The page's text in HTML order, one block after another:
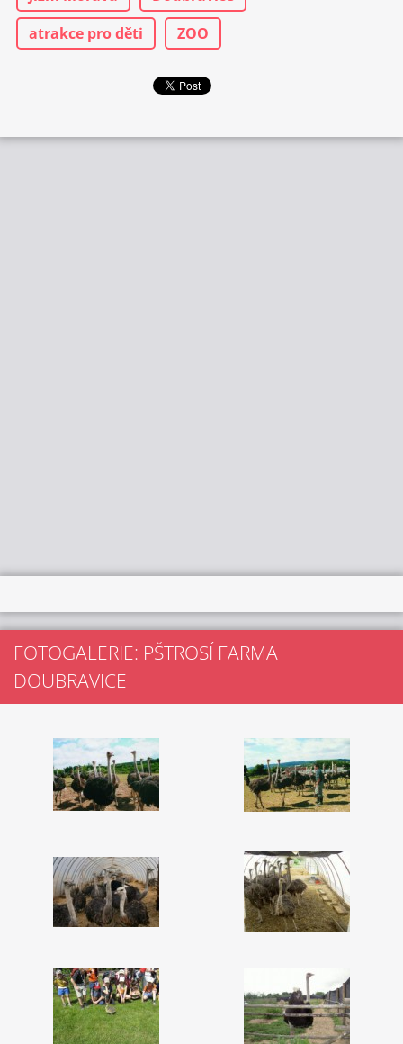
atrakce pro děti
ZOO
FOTOGALERIE: PŠTROSÍ FARMA
DOUBRAVICE